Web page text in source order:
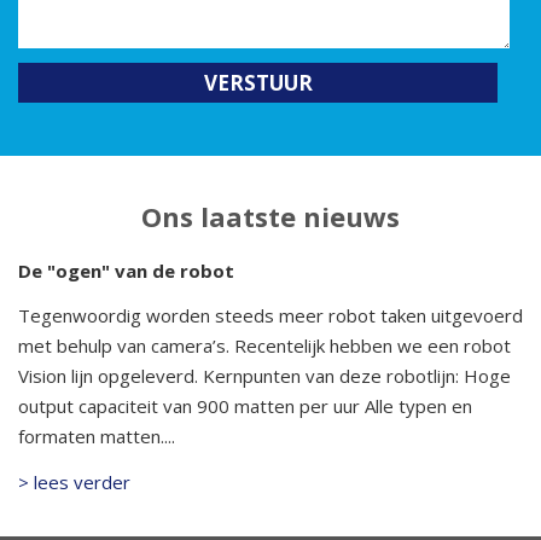
Ons laatste nieuws
De "ogen" van de robot
Tegenwoordig worden steeds meer robot taken uitgevoerd
met behulp van camera’s. Recentelijk hebben we een robot
Vision lijn opgeleverd. Kernpunten van deze robotlijn: Hoge
output capaciteit van 900 matten per uur Alle typen en
formaten matten....
> lees verder